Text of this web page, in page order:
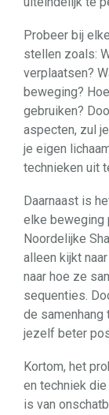
Probeer bij
stellen zoals:
verplaatsen?
beweging?
gebruiken?
aspecten, zul
je eigen
technieken uit
Daarnaast is
elke beweging
Noordelijke
alleen kijkt
naar hoe ze
sequenties.
de
jezelf beter
Kortom, het
en techniek
is van